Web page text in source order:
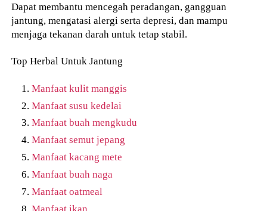
Dapat membantu mencegah peradangan, gangguan
jantung, mengatasi alergi serta depresi, dan mampu
menjaga tekanan darah untuk tetap stabil.
Top Herbal Untuk Jantung
Manfaat kulit manggis
Manfaat susu kedelai
Manfaat buah mengkudu
Manfaat semut jepang
Manfaat kacang mete
Manfaat buah naga
Manfaat oatmeal
Manfaat ikan